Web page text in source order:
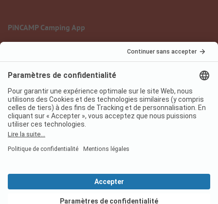
PiNCAMP Camping App
Mentions légales
Protection des données
Conditions d'utilisation
Règlement sur les services numériques